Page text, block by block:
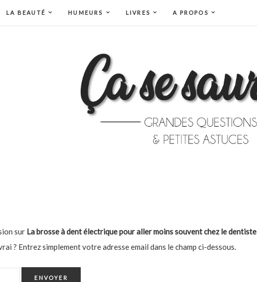
LA BEAUTÉ HUMEURS LIVRES A PROPOS
sur La brosse à dent électrique pour aller moins souvent chez le dentiste
? Entrez simplement votre adresse email dans le champ ci-dessous.